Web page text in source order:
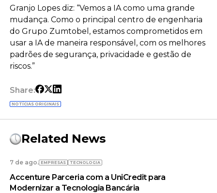
Granjo Lopes diz: “Vemos a IA como uma grande
mudança. Como o principal centro de engenharia
do Grupo Zumtobel, estamos comprometidos em
usar a IA de maneira responsável, com os melhores
padrões de segurança, privacidade e gestão de
riscos.”
Share:
NOTÍCIAS ORIGINAIS
Related News
7 de ago. EMPRESAS TECNOLOGIA
Accenture Parceria com a UniCredit para
Modernizar a Tecnologia Bancária